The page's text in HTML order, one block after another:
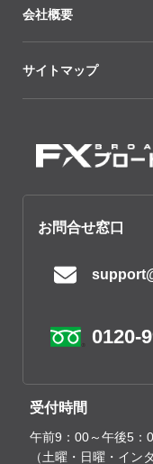
会社概要
サイトマップ
お問合せ窓口
0120-
受付時間
午前9：00～午後5：
（土曜・日曜・イン